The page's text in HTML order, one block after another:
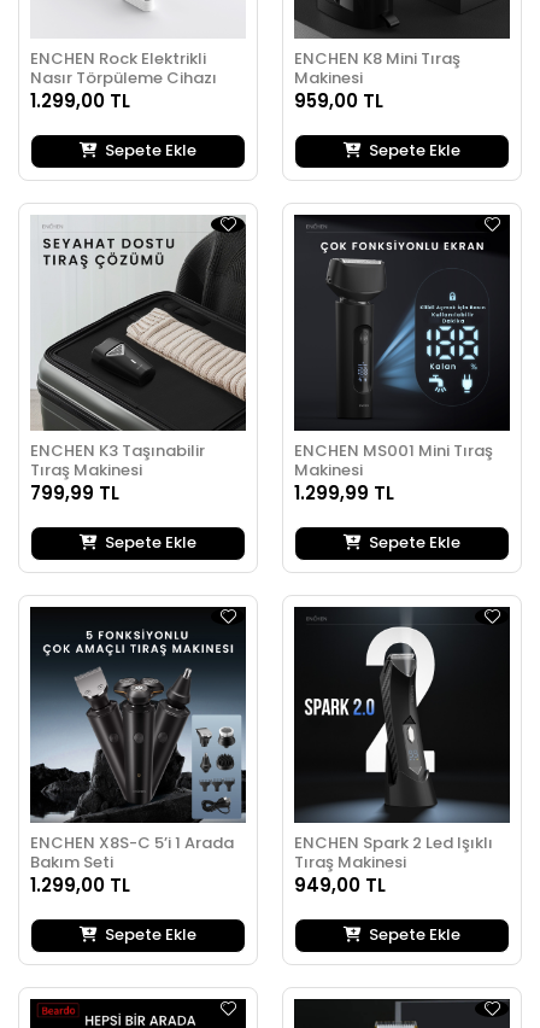
ENCHEN Rock Elektrikli
Nasır Törpüleme Cihazı
1.299,00 TL
Sepete Ekle
ENCHEN K8 Mini Tıraş
Makinesi
959,00 TL
Sepete Ekle
ENCHEN K3 Taşınabilir
Tıraş Makinesi
799,99 TL
Sepete Ekle
ENCHEN MS001 Mini Tıraş
Makinesi
1.299,99 TL
Sepete Ekle
ENCHEN X8S-C 5’i 1 Arada
Bakım Seti
1.299,00 TL
Sepete Ekle
ENCHEN Spark 2 Led Işıklı
Tıraş Makinesi
949,00 TL
Sepete Ekle